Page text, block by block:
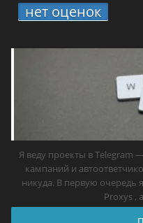
нет оценок
Я веду проекты в Telegram
кампаний и
никуда. В первую
Proxys ,